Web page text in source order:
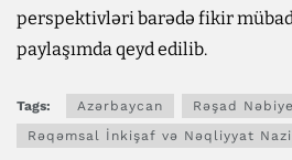
perspektivləri barədə fikir
paylaşımda qeyd edilib.
Tags: Azərbaycan
Rəşad
Rəqəmsal İnkişaf və Nəqliyyat